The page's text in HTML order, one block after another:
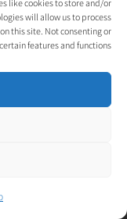
like cookies to store and/or
will allow us to process
this site. Not consenting or
features and functions.